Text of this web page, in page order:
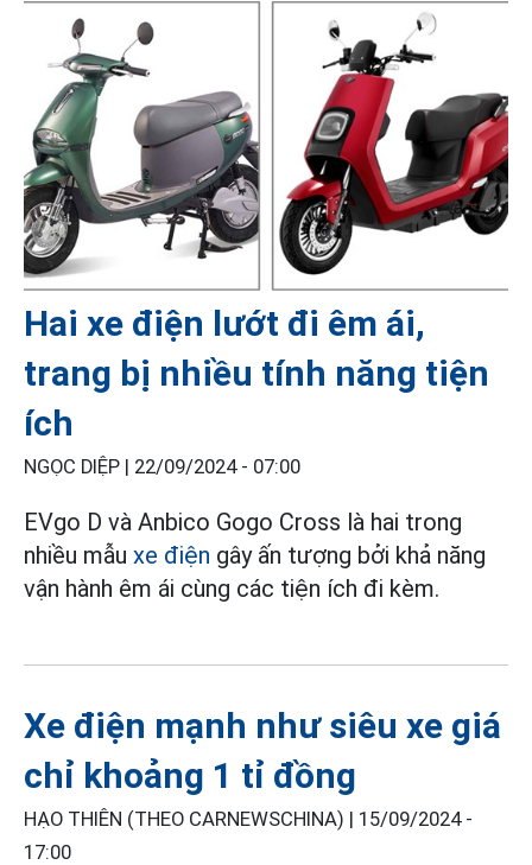
Hai xe điện lướt đi êm ái,
trang bị nhiều tính năng tiện
ích
NGỌC DIỆP | 22/09/2024 - 07:00
EVgo D và Anbico Gogo Cross là hai trong
nhiều mẫu xe điện gây ấn tượng bởi khả năng
vận hành êm ái cùng các tiện ích đi kèm.
Xe điện mạnh như siêu xe giá
chỉ khoảng 1 tỉ đồng
HẠO THIÊN (THEO CARNEWSCHINA) | 15/09/2024 -
17:00